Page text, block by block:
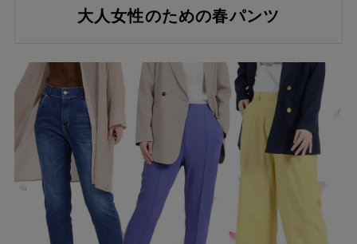
大人女性のための春パンツ